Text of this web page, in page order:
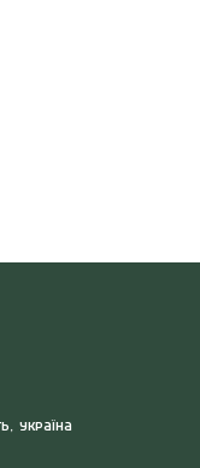
Україна